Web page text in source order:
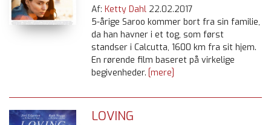
Af: Ketty Dahl 22.02.2017
5-årige Saroo kommer bort fra sin familie,
da han havner i et tog, som først
standser i Calcutta, 1600 km fra sit hjem.
En rørende film baseret på virkelige
begivenheder. [mere]
LOVING